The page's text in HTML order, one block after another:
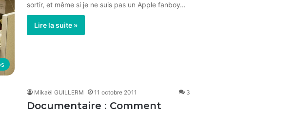
sortir, et même si je ne suis pas un Apple fanboy…
Lire la suite »
Mikaël GUILLERM 11 octobre 2011 3
Documentaire : Comment